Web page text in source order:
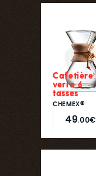
Cafetière
verre 6
tasses
CHEMEX®
49.00€